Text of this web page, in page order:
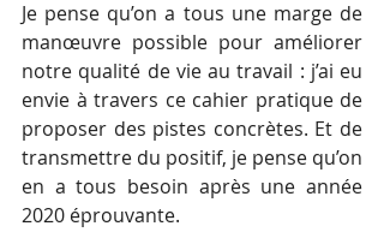
Je pense qu’on a tous une marge de
manœuvre possible pour améliorer
notre qualité de vie au travail : j’ai eu
envie à travers ce cahier pratique de
proposer des pistes concrètes. Et de
transmettre du positif, je pense qu’on
en a tous besoin après une année
2020 éprouvante.